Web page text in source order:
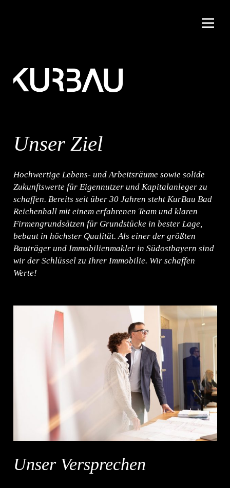
Unser Ziel
Hochwertige Lebens- und Arbeitsräume sowie solide
Zukunftswerte für Eigennutzer und Kapitalanleger zu
schaffen. Bereits seit über 30 Jahren steht KurBau Bad
Reichenhall mit einem erfahrenen Team und klaren
Firmengrundsätzen für Grundstücke in bester Lage,
bebaut in höchster Qualität. Als einer der größten
Bauträger und Immobilienmakler in Südostbayern sind
wir der Schlüssel zu Ihrer Immobilie. Wir schaffen
Werte!
Unser Versprechen